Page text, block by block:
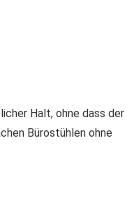
Halt, ohne dass der
Bürostühlen ohne